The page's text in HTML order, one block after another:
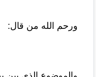
ورحم الله من قال: